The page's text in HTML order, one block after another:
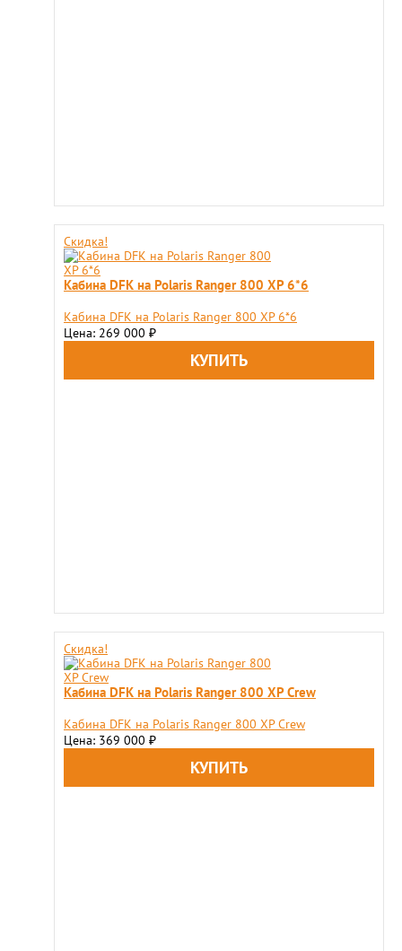
Скидка!
Кабина DFK на Polaris Ranger 800 XP 6*6
Кабина DFK на Polaris Ranger 800 XP 6*6
Цена: 269 000 ₽
Скидка!
Кабина DFK на Polaris Ranger 800 XP Crew
Кабина DFK на Polaris Ranger 800 XP Crew
Цена: 369 000 ₽